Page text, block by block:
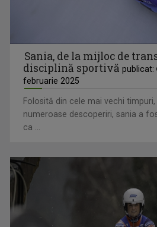
Sania, de la mijloc de
disciplină sportivă publicat:
februarie 2025
Folosită din cele mai vechi
numeroase descoperiri, sania a
ca ...